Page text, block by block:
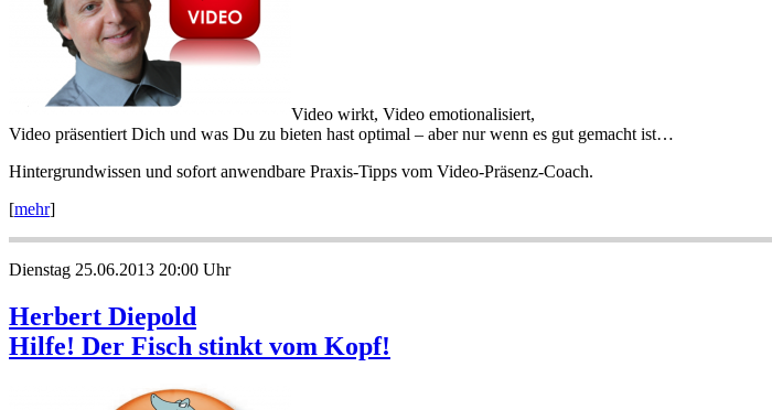
Video wirkt, Video emotionalisiert,
Video präsentiert Dich und was Du zu bieten hast optimal – aber nur wenn es gut gemacht ist…
Hintergrundwissen und sofort anwendbare Praxis-Tipps vom Video-Präsenz-Coach.
[mehr]
Dienstag 25.06.2013 20:00 Uhr
Herbert Diepold
Hilfe! Der Fisch stinkt vom Kopf!